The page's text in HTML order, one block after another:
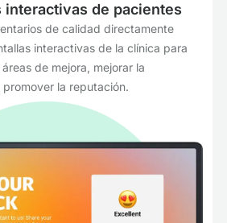
interactivas de pacientes
de calidad directamente
interactivas de la clínica para
de mejora, mejorar la
la reputación.